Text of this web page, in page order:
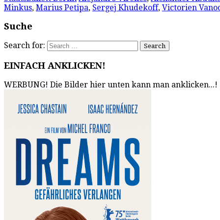
Minkus, Marius Petipa, Sergej Khudekoff, Victorien
Suche
Search for:
EINFACH ANKLICKEN!
WERBUNG! Die Bilder hier unten kann man anklicken...!